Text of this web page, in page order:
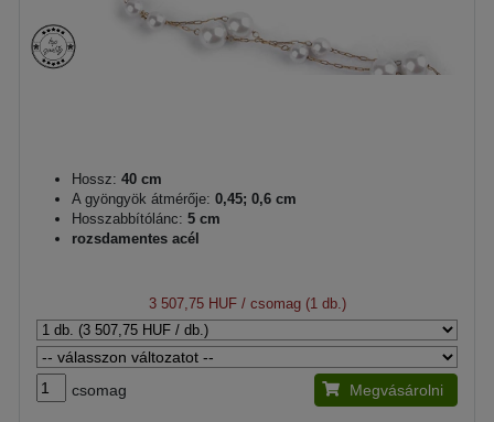
Hossz: 40 cm
A gyöngyök átmérője: 0,45; 0,6 cm
Hosszabbítólánc: 5 cm
rozsdamentes acél
3 507,75 HUF/ csomag (1 db.)
csomag Megvásárolni